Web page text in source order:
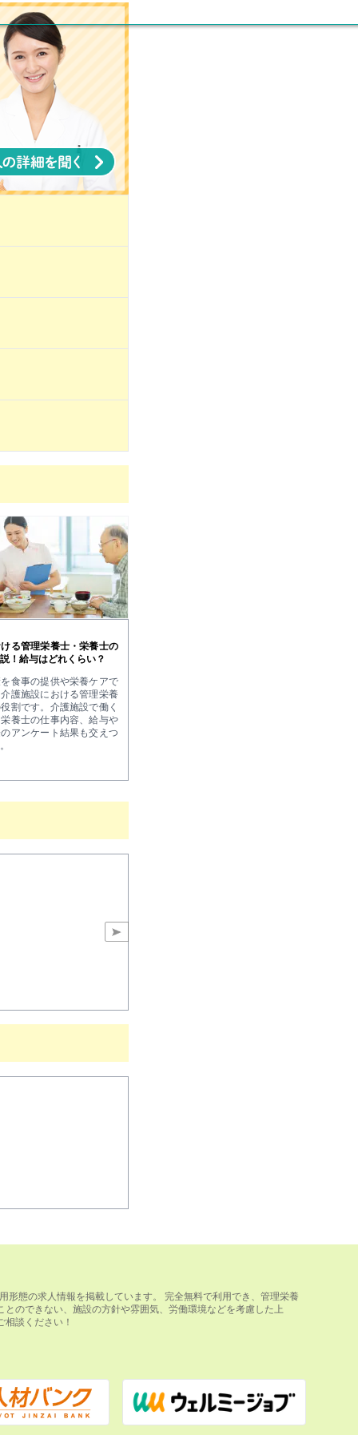
る管理栄養士・栄養士の
！給与はどれくらい？
食事の提供や栄養ケアで
護施設における管理栄養
割です。介護施設で働く
養士の仕事内容、給与や
アンケート結果も交えつ
態の求人情報を掲載しています。 完全無料で利用でき、管理栄養
のできない、施設の方針や雰囲気、労働環境などを考慮した上
談ください！